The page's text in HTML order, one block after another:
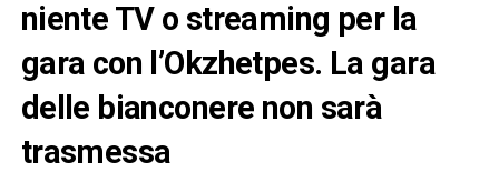
niente TV o streaming per la
gara con l’Okzhetpes. La gara
delle bianconere non sarà
trasmessa